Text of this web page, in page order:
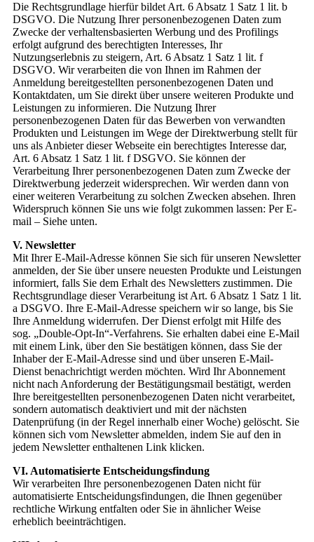
Die Rechtsgrundlage hierfür bildet Art. 6 Absatz 1 Satz 1 lit. b
DSGVO. Die Nutzung Ihrer personenbezogenen Daten zum
Zwecke der verhaltensbasierten Werbung und des Profilings
erfolgt aufgrund des berechtigten Interesses, Ihr
Nutzungserlebnis zu steigern, Art. 6 Absatz 1 Satz 1 lit. f
DSGVO. Wir verarbeiten die von Ihnen im Rahmen der
Anmeldung bereitgestellten personenbezogenen Daten und
Kontaktdaten, um Sie direkt über unsere weiteren Produkte und
Leistungen zu informieren. Die Nutzung Ihrer
personenbezogenen Daten für das Bewerben von verwandten
Produkten und Leistungen im Wege der Direktwerbung stellt für
uns als Anbieter dieser Webseite ein berechtigtes Interesse dar,
Art. 6 Absatz 1 Satz 1 lit. f DSGVO. Sie können der
Verarbeitung Ihrer personenbezogenen Daten zum Zwecke der
Direktwerbung jederzeit widersprechen. Wir werden dann von
einer weiteren Verarbeitung zu solchen Zwecken absehen. Ihren
Widerspruch können Sie uns wie folgt zukommen lassen: Per E-
mail – Siehe unten.
V. Newsletter
Mit Ihrer E-Mail-Adresse können Sie sich für unseren Newsletter
anmelden, der Sie über unsere neuesten Produkte und Leistungen
informiert, falls Sie dem Erhalt des Newsletters zustimmen. Die
Rechtsgrundlage dieser Verarbeitung ist Art. 6 Absatz 1 Satz 1 lit.
a DSGVO. Ihre E-Mail-Adresse speichern wir so lange, bis Sie
Ihre Anmeldung widerrufen. Der Dienst erfolgt mit Hilfe des
sog. „Double-Opt-In“-Verfahrens. Sie erhalten dabei eine E-Mail
mit einem Link, über den Sie bestätigen können, dass Sie der
Inhaber der E-Mail-Adresse sind und über unseren E-Mail-
Dienst benachrichtigt werden möchten. Wird Ihr Abonnement
nicht nach Anforderung der Bestätigungsmail bestätigt, werden
Ihre bereitgestellten personenbezogenen Daten nicht verarbeitet,
sondern automatisch deaktiviert und mit der nächsten
Datenprüfung (in der Regel innerhalb einer Woche) gelöscht. Sie
können sich vom Newsletter abmelden, indem Sie auf den in
jedem Newsletter enthaltenen Link klicken.
VI. Automatisierte Entscheidungsfindung
Wir verarbeiten Ihre personenbezogenen Daten nicht für
automatisierte Entscheidungsfindungen, die Ihnen gegenüber
rechtliche Wirkung entfalten oder Sie in ähnlicher Weise
erheblich beeinträchtigen.